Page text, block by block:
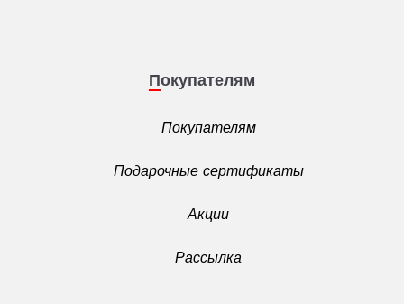
Покупателям
Покупателям
Подарочные сертификаты
Акции
Рассылка